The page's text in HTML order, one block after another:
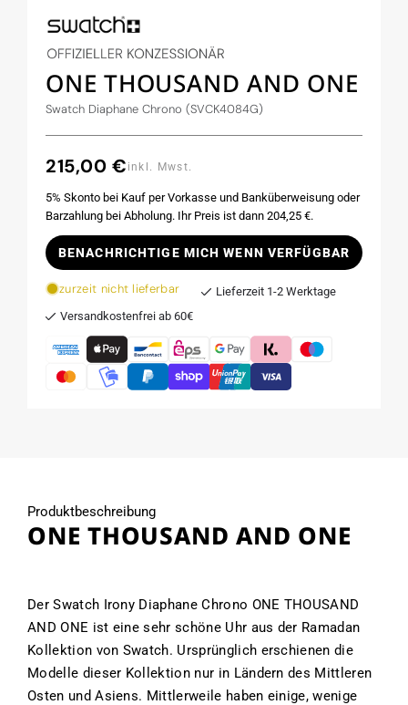
öffnen
ONE THOUSAND AND ONE
Swatch Diaphane Chrono (SVCK4084G)
Normaler
215,00 € inkl. Mwst.
5% Skonto bei Kauf per Vorkasse und Banküberweisung oder
Barzahlung bei Abholung. Ihr Preis ist dann 204,25 €.
BENACHRICHTIGE MICH WENN VERFÜGBAR
zurzeit nicht lieferbar
Lieferzeit 1-2 Werktage
Versandkostenfrei ab 60€
Produktbeschreibung
ONE THOUSAND AND ONE
Der Swatch Irony Diaphane Chrono ONE THOUSAND
AND ONE ist eine sehr schöne Uhr aus der Ramadan
Kollektion von Swatch. Ursprünglich erschienen die
Modelle dieser Kollektion nur in Ländern des Mittleren
Osten und Asiens. Mittlerweile haben einige, wenige